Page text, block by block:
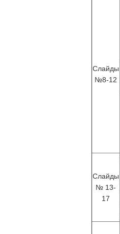
Слайды
№8-12
Слайды
№ 13-
17